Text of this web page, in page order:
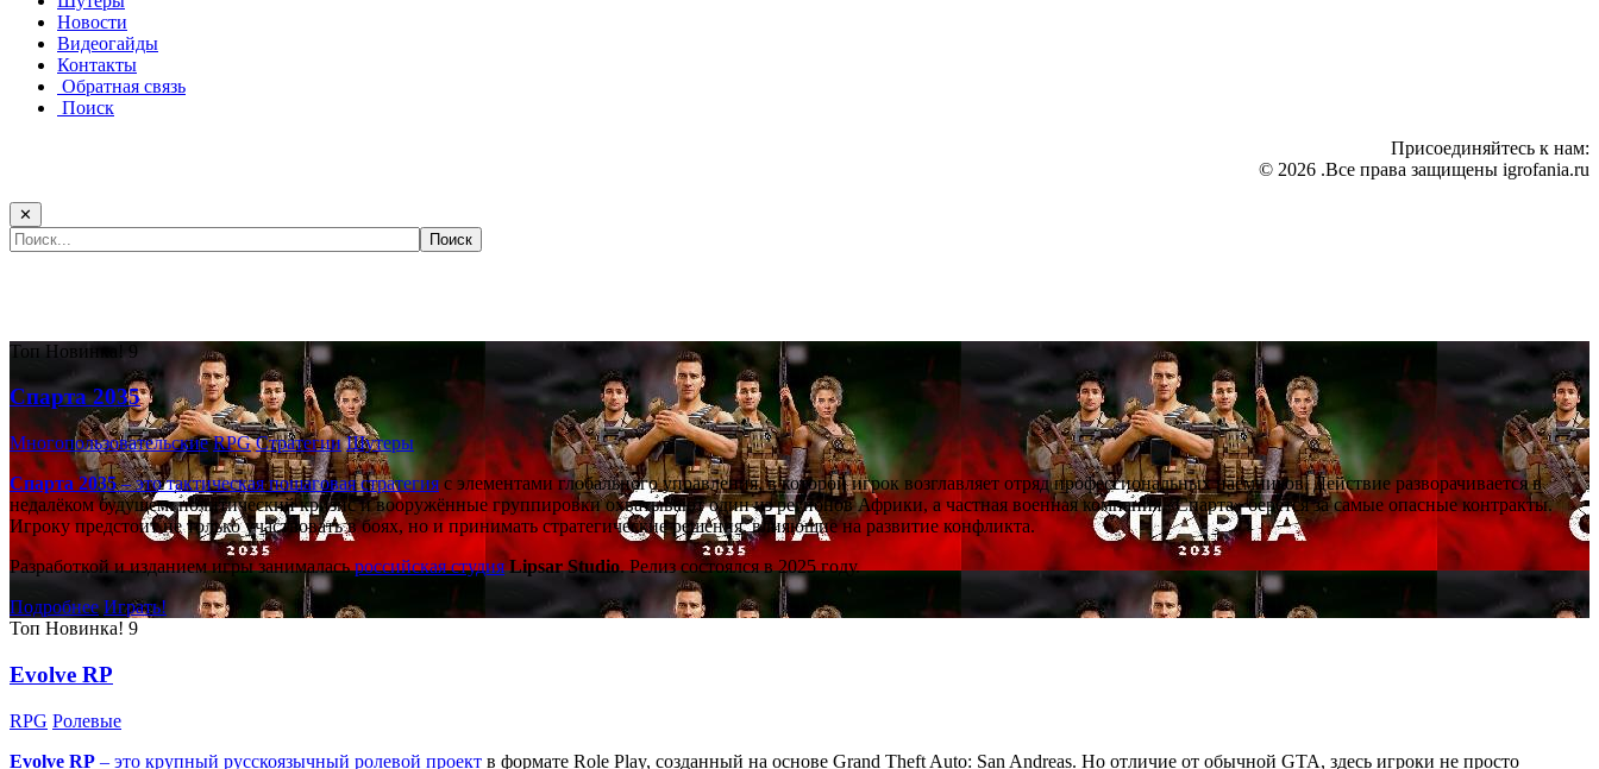
Новости
Видеогайды
Контакты
Обратная связь
Поиск
Присоединяйтесь к нам:
© 2026 .Все права защищены igrofania.ru
✕
Топ Новинка! 9
Спарта 2035
Многопользовательские RPG Стратегии Шутеры
Спарта 2035– это тактическаяпошаговая стратегияс элементами глобального управления, в которой игрок возглавляет отряд профессиональных наёмников. Действие разворачивается в
недалёком будущем: политический кризис и вооружённые группировки охватывают один из регионов Африки, а частная военная компания «Спарта» берётся за самые опасные контракты.
Игроку предстоит не только участвовать в боях, но и принимать стратегические решения, влияющие на развитие конфликта.
Разработкой и изданием игры занималасьроссийская студия Lipsar Studio. Релиз состоялся в 2025 году.
Подробнее Играть!
Топ Новинка! 9
Evolve RP
RPG Ролевые
Evolve RP – это крупный русскоязычный ролевой проект в формате Role Play, созданный на основе Grand Theft Auto: San Andreas. Но отличие от обычной GTA, здесь игроки не просто